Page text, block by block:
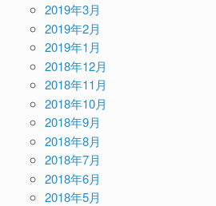
2019年3月
2019年2月
2019年1月
2018年12月
2018年11月
2018年10月
2018年9月
2018年8月
2018年7月
2018年6月
2018年5月